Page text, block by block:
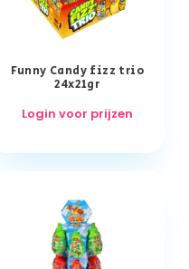
Funny Candy fizz trio
24x21gr
Login voor prijzen